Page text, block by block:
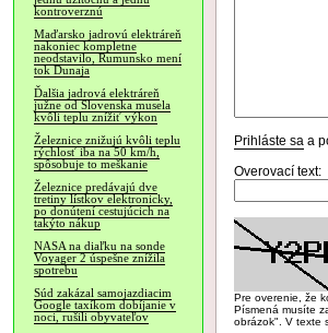
kontroverznú
Maďarsko jadrovú elektráreň
nakoniec kompletne
neodstavilo, Rumunsko mení
tok Dunaja
Ďalšia jadrová elektráreň
južne od Slovenska musela
kvôli teplu znížiť výkon
Železnice znižujú kvôli teplu
rýchlosť iba na 50 km/h,
spôsobuje to meškanie
Železnice predávajú dve
tretiny lístkov elektronicky,
po donútení cestujúcich na
takýto nákup
NASA na diaľku na sonde
Voyager 2 úspešne znížila
spotrebu
Súd zakázal samojazdiacim
Google taxíkom dobíjanie v
noci, rušili obyvateľov
Prihláste sa a
Overovací text:
Pre overenie, že
Písmená musíte
obrázok". V texte